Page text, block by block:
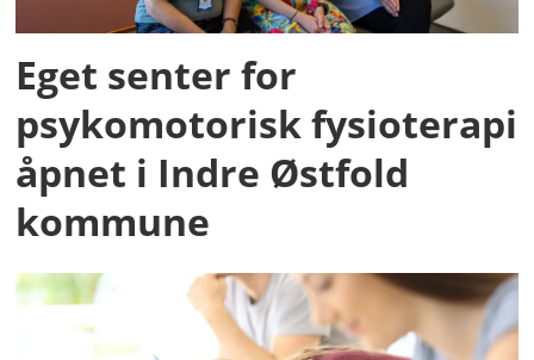
Eget senter for
psykomotorisk fysioterapi
åpnet i Indre Østfold
kommune